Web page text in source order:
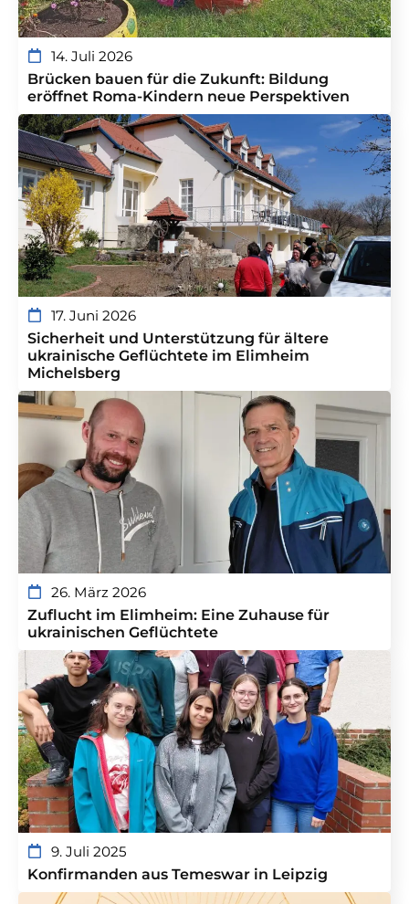
14. Juli 2026
Brücken bauen für die Zukunft: Bildung
eröffnet Roma-Kindern neue Perspektiven
17. Juni 2026
Sicherheit und Unterstützung für ältere
ukrainische Geflüchtete im Elimheim
Michelsberg
26. März 2026
Zuflucht im Elimheim: Eine Zuhause für
ukrainischen Geflüchtete
9. Juli 2025
Konfirmanden aus Temeswar in Leipzig